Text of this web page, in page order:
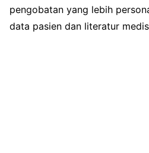
pengobatan yang lebih
data pasien dan literatur